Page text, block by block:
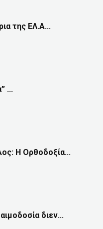
της ΕΛ.Α...
...
Η Ορθοδοξία...
διεν...